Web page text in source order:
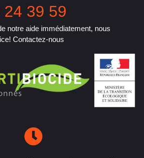
24 39 59
notre aide immédiatement, nous
Contactez-nous